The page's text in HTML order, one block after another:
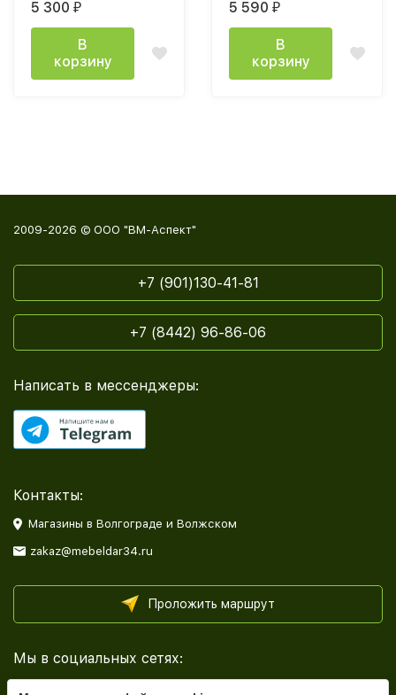
венге/дуб молочный
5 300 ₽
В
корзину
5 590 ₽
В
корзину
2009-2026 © ООО "ВМ-Аспект"
+7 (901)130-41-81
+7 (8442) 96-86-06
Написать в мессенджеры:
Контакты:
Магазины в Волгограде и Волжском
zakaz@mebeldar34.ru
Проложить маршрут
Мы в социальных сетях: